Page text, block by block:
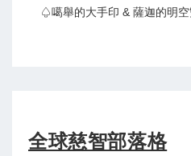
♤噶舉的大手印 & 薩迦的明
全球慈智部落格